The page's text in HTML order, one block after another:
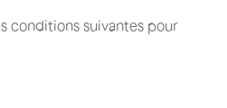
conditions suivantes pour